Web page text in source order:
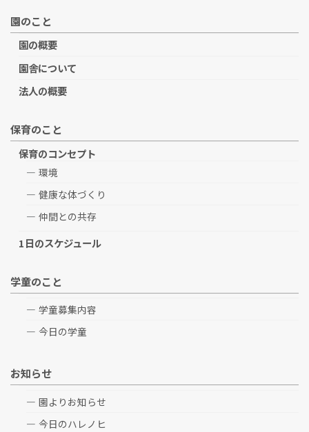
園のこと
園の概要
園舎について
法人の概要
保育のこと
保育のコンセプト
環境
健康な体づくり
仲間との共存
1日のスケジュール
学童のこと
学童募集内容
今日の学童
お知らせ
園よりお知らせ
今日のハレノヒ